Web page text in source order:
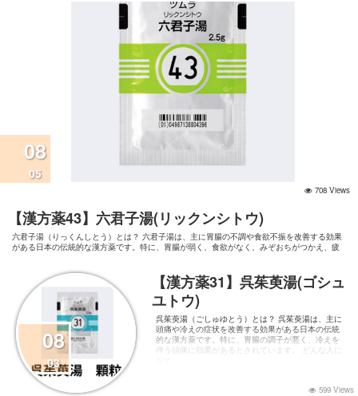
08
05
708 Views
【漢方薬43】六君子湯(リックンシトウ)
六君子湯（りっくんしとう）とは？ 六君子湯は、主に胃腸の不調や食欲不振を改善する効果
がある日本の伝統的な漢方薬です。特に、胃腸が弱く、食欲がなく、みぞおちがつかえ、疲
08
03
【漢方薬31】呉茱萸湯(ゴシュ
ユトウ)
599 Views
呉茱萸湯（ごしゅゆとう）とは？ 呉茱萸湯は、主に
頭痛や冷えの症状を改善する効果がある日本の伝統
的な漢方薬です。特に、胃腸の調子が悪く、冷えを
伴う頭痛に効果があるとされています。 どんな人に